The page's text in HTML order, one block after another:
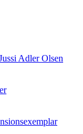
Adler Olsen